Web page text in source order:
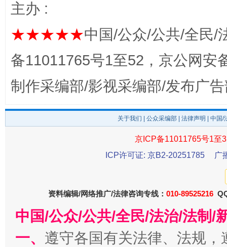
东山县通报“牛蛙产品抗生素超标问题” 法
主办 :
★★★★★中国/公众/公共/全民/
备11011765号1至52，京公网安
制作采编部/影视采编部/发布广
关于我们 公众采编部 法律声明 | 中国
京ICP备11011765号1至
ICP许可证: 京B2-20251785
广
资料编辑/网络推广/法律咨询专线： 010-89525216
中国/公众/公共/全民/法治/法制/
一、 遵守各国有关法律、法规